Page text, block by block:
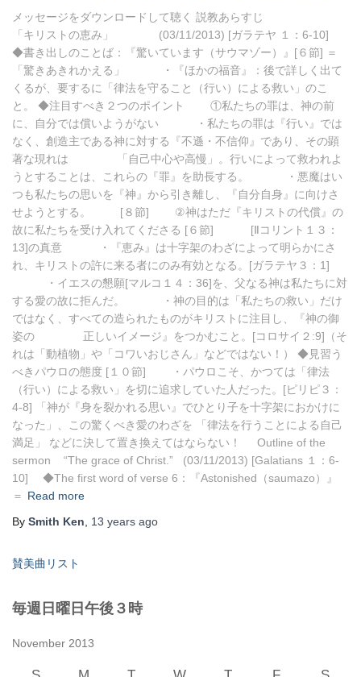
メッセージをダウンロードして聴く 説教あらすじ
「キリストの恵み」 (03/11/2013) [ガラテヤ １：6-10]
◆書き出しのことば：『驚いています（サウマゾー）』[６節] ＝
「驚きあきれかえる」 ・『ほかの福音』：後で詳しく出て
くるが、要するに「律法を守ること（行い）による救い」のこ
と。 ◆注目すべき２つのポイント ①私たちの罪は、神の前
に、自分では償いようがない ・私たちの罪は『行い』では
なく、創造主である神に対する『不遜・不信仰』であり、その顕
著な現れは 「自己中心や高慢」。行いによって救われよ
うとすることは、これらの『罪』を助長する。 ・悪魔はい
つも私たちの思いを『神』から引き離し、『自分自身』に向けさ
せようとする。 [８節] ②神はただ『キリストの代償』の
故に私たちを受け入れてくださる [６節] [Ⅱコリント１３：
13]の真意 ・『恵み』は十字架のわざによって明らかにさ
れ、キリストの許に来る者にのみ有効となる。[ガラテヤ３：1]
・イエスの懇願[マルコ１４：36]を、父なる神は私たちに対
する愛の故に拒んだ。 ・神の目的は「私たちの救い」だけ
ではなく、すべての造られたものがキリストに注目し、『神の御
姿の 正しいイメージ』をつかむこと。[コロサイ２:9]（そ
れは「動植物」や「コワいおじさん」などではない！） ◆見習う
べきパウロの態度 [１０節] ・パウロこそ、かつては「律法
（行い）による救い」を切に追求していた人だった。[ピリピ３：
4-8] 「神が『身を裂かれる思い』でひとり子を十字架におかけに
なった」、この驚くべき愛のわざを 「律法を行うことによる自己
満足」 などに決して置き換えてはならない！ Outline of the
sermon “The grace of Christ.” (03/11/2013) [Galatians １：6-
10] ◆The first word of verse 6：『Astonished（saumazo）』
＝ Read more
By Smith Ken 13 years ago
賛美曲リスト
毎週日曜日午後３時
November 2013